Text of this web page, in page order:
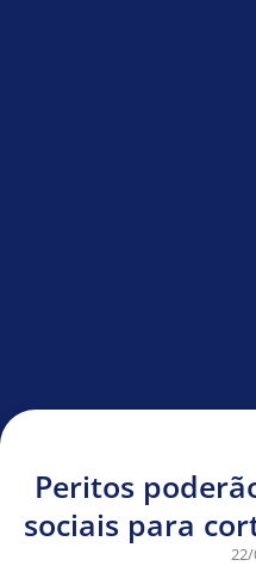
Peritos
sociais para